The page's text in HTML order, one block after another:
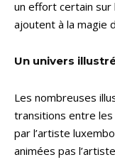
un effort certain sur
ajoutent à la magie
Un univers
Les nombreuses
transitions entre
par l’artiste
animées pas